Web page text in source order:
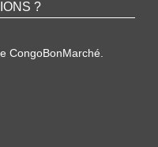
?
CongoBonMarché.